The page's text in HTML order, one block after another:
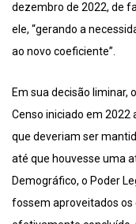
dezembro de 2022, de
ele, “gerando a
ao novo coeficiente”.
Em sua decisão liminar,
Censo iniciado em 2022
que deveriam ser
até que houvesse uma
Demográfico, o Poder
fossem aproveitados os